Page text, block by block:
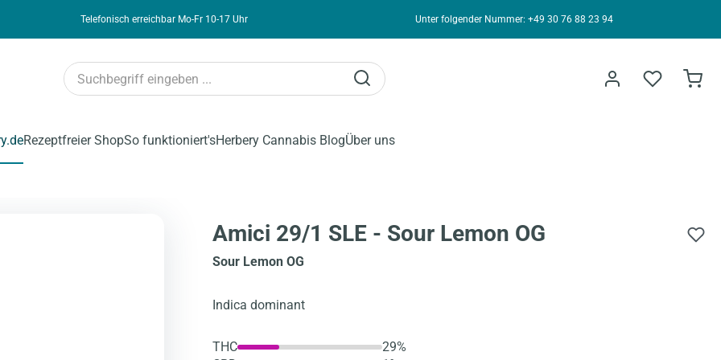
Telefonisch erreichbar Mo-Fr 10-17 Uhr Unter folgender Nummer: +49 30 76 88 23 94
Rezeptfreier ShopSo funktioniert'sHerbery Cannabis BlogÜber uns
Amici 29/1 SLE - Sour Lemon OG
Sour Lemon OG
Indica dominant
THC
29%